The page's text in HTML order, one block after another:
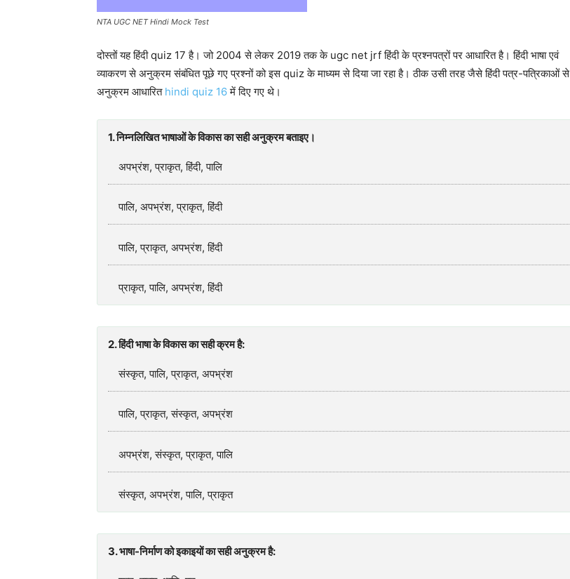
NTA UGC NET Hindi Mock Test
दोस्तों यह हिंदी quiz 17 है। जो 2004 से लेकर 2019 तक के ugc net jrf हिंदी के प्रश्नपत्रों पर आधारित है। हिंदी भाषा एवं
व्याकरण से अनुक्रम संबंधित पूछे गए प्रश्नों को इस quiz के माध्यम से दिया जा रहा है। ठीक उसी तरह जैसे हिंदी पत्र-पत्रिकाओं से
अनुक्रम आधारित hindi quiz 16में दिए गए थे।
1. निम्नलिखित भाषाओं के विकास का सही अनुक्रम बताइए।
अपभ्रंश, प्राकृत, हिंदी, पालि
पालि, अपभ्रंश, प्राकृत, हिंदी
पालि, प्राकृत, अपभ्रंश, हिंदी
प्राकृत, पालि, अपभ्रंश, हिंदी
2. हिंदी भाषा के विकास का सही क्रम है:
संस्कृत, पालि, प्राकृत, अपभ्रंश
पालि, प्राकृत, संस्कृत, अपभ्रंश
अपभ्रंश, संस्कृत, प्राकृत, पालि
संस्कृत, अपभ्रंश, पालि, प्राकृत
3. भाषा-निर्माण को इकाइयों का सही अनुक्रम है: